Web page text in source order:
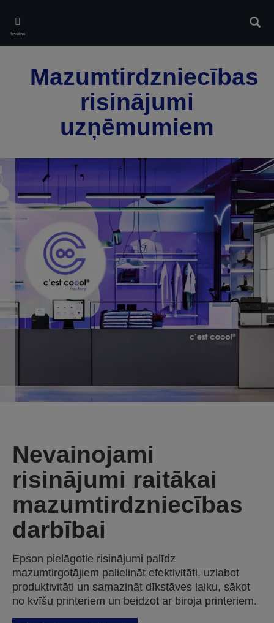
main
content
Izvēlne
Mazumtirdzniecības
risinājumi
uzņēmumiem
Nevainojami
risinājumi raitākai
mazumtirdzniecības
darbībai
Epson pielāgotie risinājumi palīdz
mazumtirgotājiem palielināt efektivitāti, uzlabot
produktivitāti un samazināt dīkstāves laiku, sākot
no kvīšu printeriem un beidzot ar biroja printeriem.